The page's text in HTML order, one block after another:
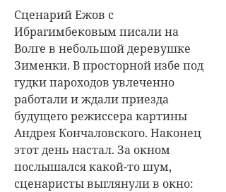
Сценарий Ежов с
Ибрагимбековым писали на
Волге в небольшой деревушке
Зименки. В просторной избе под
гудки пароходов увлеченно
работали и ждали приезда
будущего режиссера картины
Андрея Кончаловского. Наконец
этот день настал. За окном
послышался какой-то шум,
сценаристы выглянули в окно: